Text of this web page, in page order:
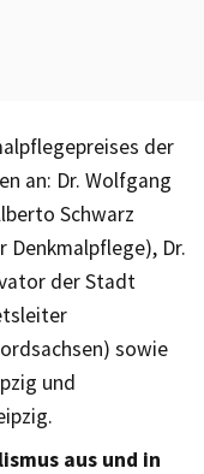
der
an: Dr. Wolfgang
Schwarz
Dr.
der Stadt
sowie
und
aus und in